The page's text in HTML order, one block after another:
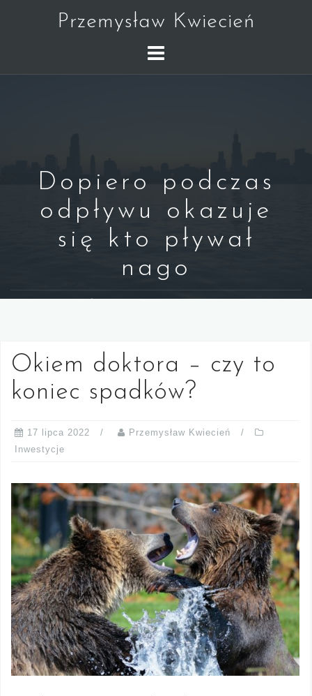
Przemysław Kwiecień
Dopiero podczas
odpływu okazuje
się kto pływał
nago
Okiem doktora – czy to
koniec spadków?
17 lipca 2022
Przemysław Kwiecień
Inwestycje